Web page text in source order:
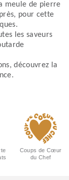
meule de pierre
pour cette
les saveurs
découvrez la
Coups de Cœur
du Chef